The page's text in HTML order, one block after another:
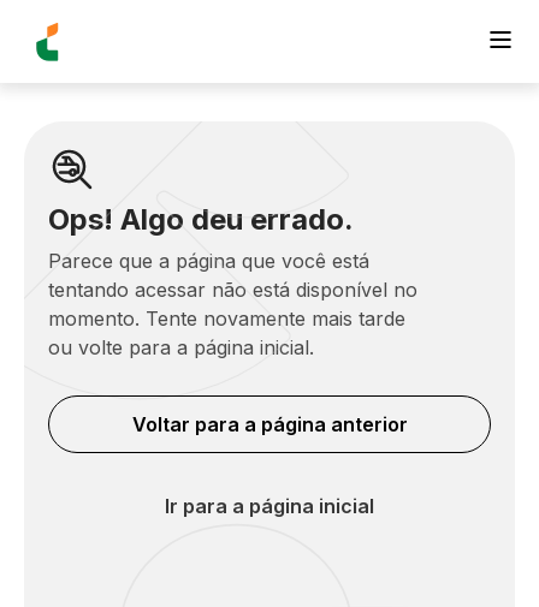
Ops! Algo deu errado.
Parece que a página que você está
tentando acessar não está disponível no
momento. Tente novamente mais tarde
ou volte para a página inicial.
Voltar para a página anterior
Ir para a página inicial